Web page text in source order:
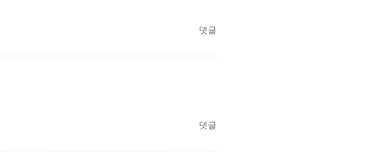
댓글
댓글